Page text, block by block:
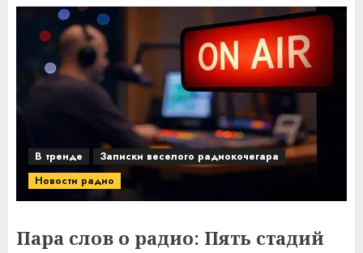
В тренде
Записки веселого радиокочегара
Новости радио
Пара слов о радио: Пять стадий